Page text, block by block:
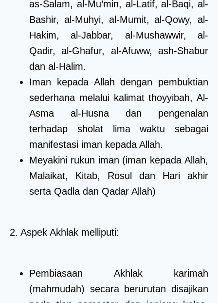
as-Salam, al-Mu’min, al-Latif, al-Baqi, al-
Bashir, al-Muhyi, al-Mumit, al-Qowy, al-
Hakim, al-Jabbar, al-Mushawwir, al-
Qadir, al-Ghafur, al-Afuww, ash-Shabur
dan al-Halim.
Iman kepada Allah dengan pembuktian
sederhana melalui kalimat thoyyibah, Al-
Asma al-Husna dan pengenalan
terhadap sholat lima waktu sebagai
manifestasi iman kepada Allah.
Meyakini rukun iman (iman kepada Allah,
Malaikat, Kitab, Rosul dan Hari akhir
serta Qadla dan Qadar Allah)
2. Aspek Akhlak melliputi:
Pembiasaan Akhlak karimah
(mahmudah) secara berurutan disajikan